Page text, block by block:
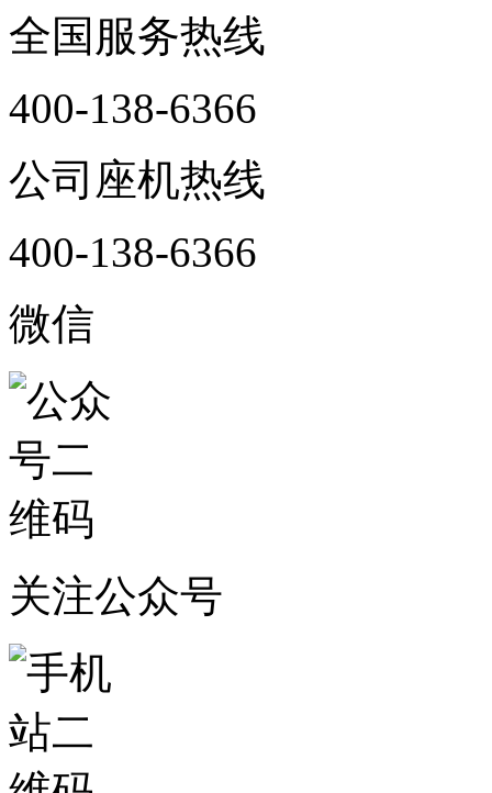
全国服务热线
400-138-6366
公司座机热线
400-138-6366
微信
关注公众号